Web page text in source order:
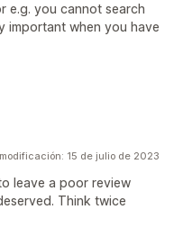
e.g. you cannot search
important when you have
15 de julio de 2023
leave a poor review
Think twice